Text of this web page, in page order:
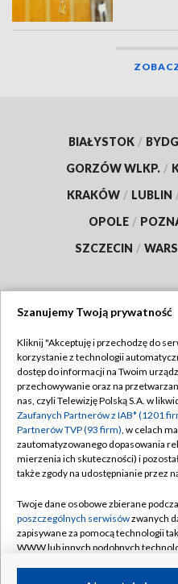
BIAŁYSTOK /
GORZÓW WLKP. /
KRAKÓW / LUBLIN
OPOLE /
SZCZECIN /
Abonament TVP
Emisja w TVP
Centrum informacji TVP
Naziemna Telewizja
Rada Programowa
System NOS
Informacje o nadawcy
Polityka
Szanujemy Twoją prywatność
Kliknij "Akceptuję i przechodzę do
korzystanie z technologii
dostęp do informacji na Twoim
przechowywanie oraz na
nas, czyli Telewizję Polską S.A. w
Zaufanych Partnerów z IAB* (1201
Partnerów TVP (93 firm), w celach
zautomatyzowanego dopasowania
mierzenia ich skuteczności) i
także zgody na udostępnianie przez
Twoje dane osobowe zbierane
poszczególnych serwisówzwanych
zapisywane za pomocą technologii
WWW lub innych podobnych